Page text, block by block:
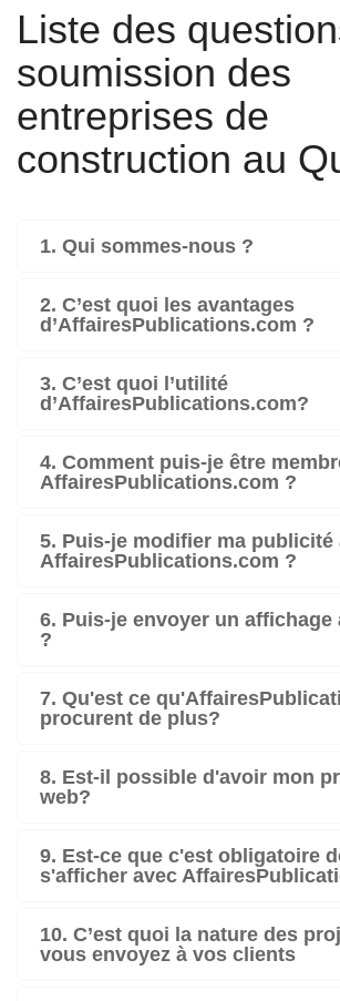
Liste des
soumission des
entreprises de
construction au
1. Qui sommes-nous ?
2. C’est quoi les avantages
d’AffairesPublications.com ?
3. C’est quoi l’utilité
d’AffairesPublications.com?
4. Comment puis-je être
AffairesPublications.com ?
5. Puis-je modifier ma publicité
AffairesPublications.com ?
6. Puis-je envoyer un affichage
?
7. Qu'est ce
procurent de plus?
8. Est-il possible d'avoir mon
web?
9. Est-ce que c'est obligatoire
s'afficher avec
10. C’est quoi la nature des
vous envoyez à vos clients